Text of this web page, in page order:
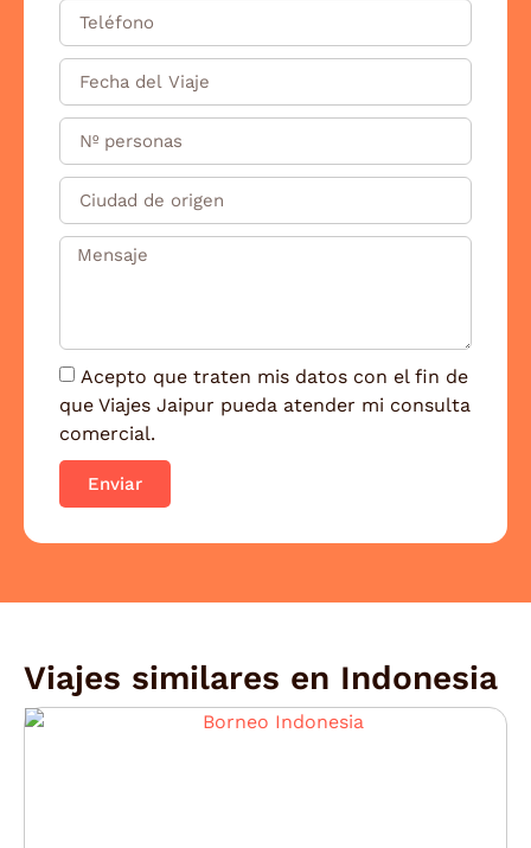
Acepto que traten mis datos con el fin de
que Viajes Jaipur pueda atender mi consulta
comercial.
Enviar
Viajes similares en Indonesia